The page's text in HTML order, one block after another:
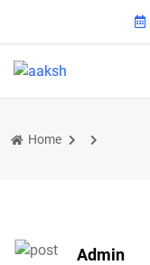
Home
Admin